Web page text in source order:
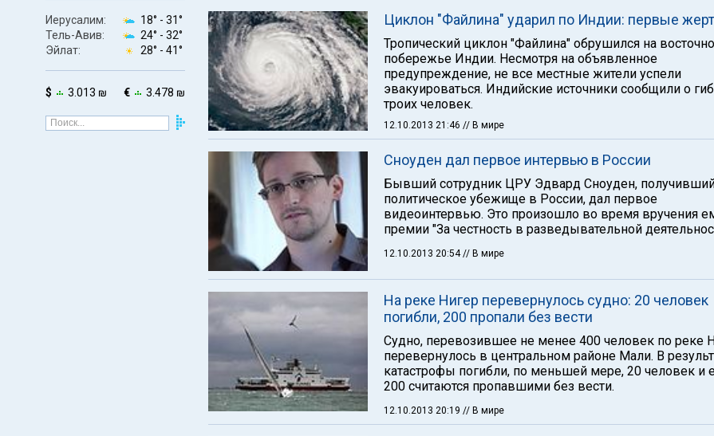
Иерусалим: 18° - 31°
Тель-Авив:
24° - 32°
Эйлат:
28° - 41°
$ 3.013 ₪ € 3.478 ₪
Циклон "Файлина" ударил по Индии: первые
Тропический циклон "Файлина" обрушился на
побережье Индии. Несмотря на объявленное
предупреждение, не все местные жители успели
эвакуироваться. Индийские источники сообщили о
троих человек.
12.10.2013 21:46 // В мире
Сноуден дал первое интервью в России
Бывший сотрудник ЦРУ Эдвард Сноуден,
политическое убежище в России, дал первое
видеоинтервью. Это произошло во время вручения
премии "За честность в разведывательной
12.10.2013 20:54// В мире
На реке Нигер перевернулось судно: 20 человек
погибли, 200 пропали без вести
Судно, перевозившее не менее 400 человек по реке
перевернулось в центральном районе Мали. В
катастрофы погибли, по меньшей мере, 20 человек и
200 считаются пропавшими без вести.
12.10.2013 20:19 // В мире